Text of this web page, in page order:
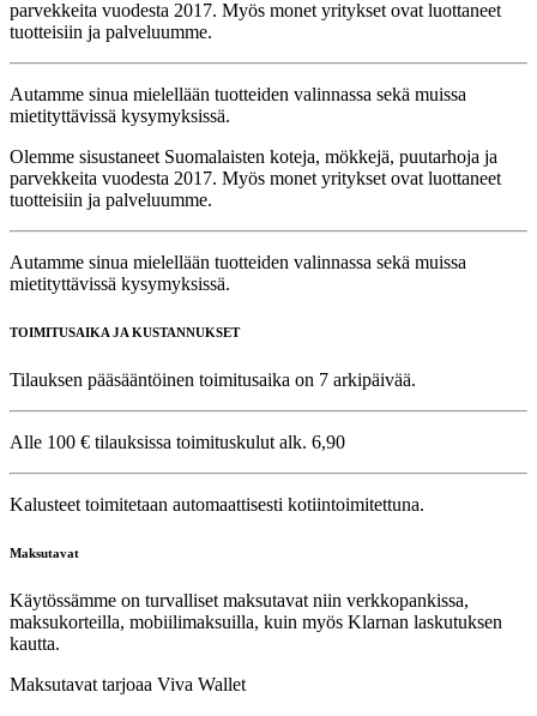
parvekkeita vuodesta 2017. Myös monet yritykset ovat luottaneet
tuotteisiin ja palveluumme.
Autamme sinua mielellään tuotteiden valinnassa sekä muissa
mietityttävissä kysymyksissä.
Olemme sisustaneet Suomalaisten koteja, mökkejä, puutarhoja ja
parvekkeita vuodesta 2017. Myös monet yritykset ovat luottaneet
tuotteisiin ja palveluumme.
Autamme sinua mielellään tuotteiden valinnassa sekä muissa
mietityttävissä kysymyksissä.
TOIMITUSAIKA JA KUSTANNUKSET
Tilauksen pääsääntöinen toimitusaika on 7 arkipäivää.
Alle 100 € tilauksissa toimituskulut alk. 6,90
Kalusteet toimitetaan automaattisesti kotiintoimitettuna.
Maksutavat
Käytössämme on turvalliset maksutavat niin verkkopankissa,
maksukorteilla, mobiilimaksuilla, kuin myös Klarnan laskutuksen
kautta.
Maksutavat tarjoaa Viva Wallet